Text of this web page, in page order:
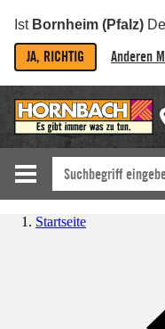
Ist Bornheim (Pfalz)
JA, RICHTIG Anderen
Startseite